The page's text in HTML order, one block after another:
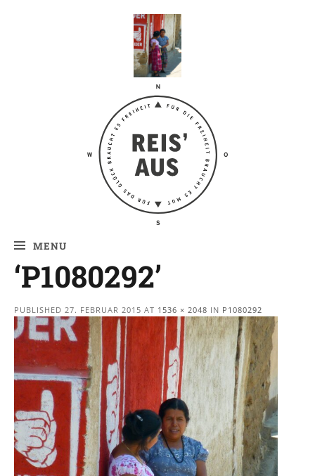
Reis' aus –
Reiseblog
MENU
‘P1080292’
PUBLISHED 27. FEBRUAR 2015 AT 1536 × 2048 IN P1080292